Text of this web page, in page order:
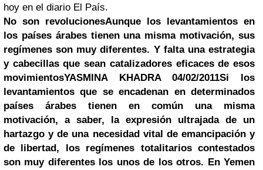
hoy en el diario El País.
No son revolucionesAunque los levantamientos en
los países árabes tienen una misma motivación, sus
regímenes son muy diferentes. Y falta una estrategia
y cabecillas que sean catalizadores eficaces de esos
movimientosYASMINA KHADRA 04/02/2011Si los
levantamientos que se encadenan en determinados
países árabes tienen en común una misma
motivación, a saber, la expresión ultrajada de un
hartazgo y de una necesidad vital de emancipación y
de libertad, los regímenes totalitarios contestados
son muy diferentes los unos de los otros. En Yemen